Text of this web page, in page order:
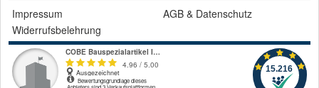
Impressum
AGB & Datenschutz
Widerrufsbelehrung